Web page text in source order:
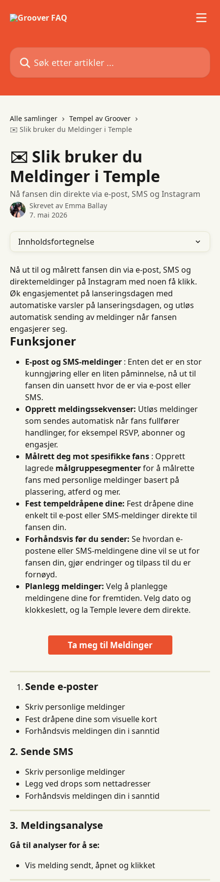
Søk etter artikler ...
Alle samlinger
Tempel av Groover
✉️ Slik bruker du Meldinger i Temple
✉️ Slik bruker du
Meldinger i Temple
Nå fansen din direkte via e-post, SMS og Instagram
Skrevet av Emma Ballay
7. mai 2026
Innholdsfortegnelse
Nå ut til og målrett fansen din via e-post, SMS og
direktemeldinger på Instagram med noen få klikk.
Øk engasjementet på lanseringsdagen med
automatiske varsler på lanseringsdagen, og utløs
automatisk sending av meldinger når fansen
engasjerer seg.
Funksjoner
E-post og SMS-meldinger : Enten det er en stor
kunngjøring eller en liten påminnelse, nå ut til
fansen din uansett hvor de er via e-post eller
SMS.
Opprett meldingssekvenser: Utløs meldinger
som sendes automatisk når fans fullfører
handlinger, for eksempel RSVP, abonner og
engasjer.
Målrett deg mot spesifikke fans : Opprett
lagrede målgruppesegmenter for å målrette
fans med personlige meldinger basert på
plassering, atferd og mer.
Fest tempeldråpene dine: Fest dråpene dine
enkelt til e-post eller SMS-meldinger direkte til
fansen din.
Forhåndsvis før du sender: Se hvordan e-
postene eller SMS-meldingene dine vil se ut for
fansen din, gjør endringer og tilpass til du er
fornøyd.
Planlegg meldinger: Velg å planlegge
meldingene dine for fremtiden. Velg dato og
klokkeslett, og la Temple levere dem direkte.
Ta meg til Meldinger
Sende e-poster
Skriv personlige meldinger
Fest dråpene dine som visuelle kort
Forhåndsvis meldingen din i sanntid
2. Sende SMS
Skriv personlige meldinger
Legg ved drops som nettadresser
Forhåndsvis meldingen din i sanntid
3. Meldingsanalyse
Gå til analyser for å se:
Vis melding sendt, åpnet og klikket